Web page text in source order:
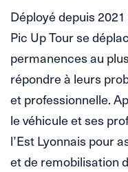
Déployé depuis
Pic Up Tour se
permanences au
répondre à leurs
et professionnelle.
le véhicule et ses
l’Est Lyonnais pour
et de remobilisation